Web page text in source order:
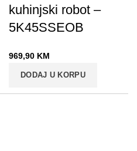
kuhinjski robot –
5K45SSEOB
969,90 KM
DODAJ U KORPU